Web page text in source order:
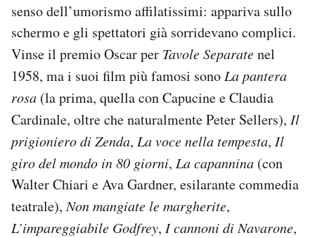
senso dell’umorismo affilatissimi: appariva sullo
schermo e gli spettatori già sorridevano complici.
Vinse il premio Oscar per Tavole Separatenel
1958, ma i suoi film più famosi sono La pantera
rosa (la prima, quella con Capucine e Claudia
Cardinale, oltre che naturalmente Peter Sellers), Il
prigioniero di Zenda, La voce nella tempesta, Il
giro del mondo in 80 giorni, La capannina (con
Walter Chiari e Ava Gardner, esilarante commedia
teatrale),Non mangiate le margherite,
L’impareggiabile Godfrey, I cannoni di Navarone,